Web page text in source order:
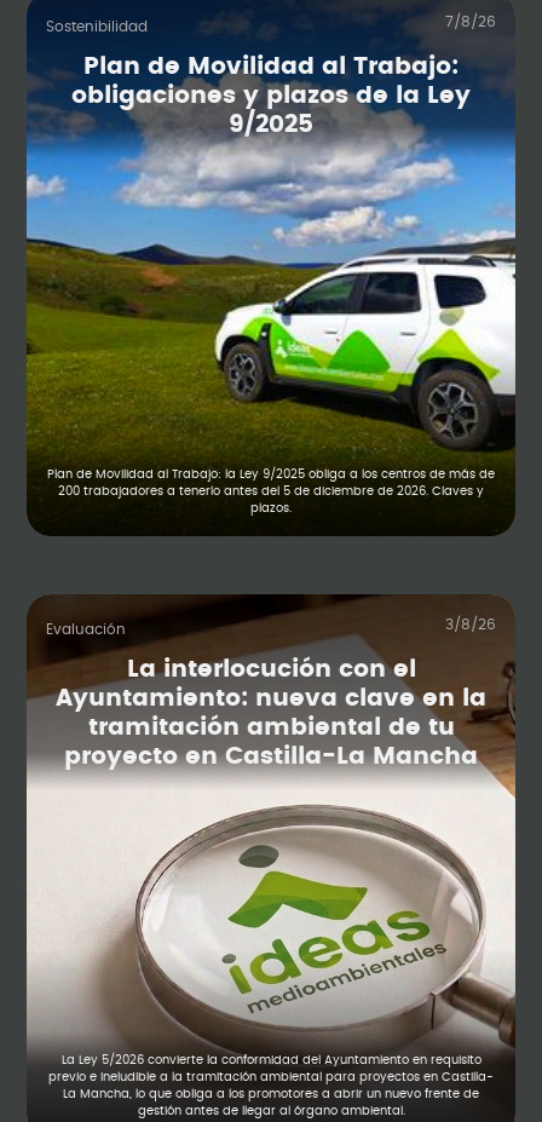
Sostenibilidad 7/8/26
Plan de Movilidad al Trabajo:
obligaciones y plazos de la Ley
9/2025
Plan de Movilidad al Trabajo: la Ley 9/2025 obliga a los centros de más de
200 trabajadores a tenerlo antes del 5 de diciembre de 2026. Claves y
plazos.
Evaluación 3/8/26
La interlocución con el
Ayuntamiento: nueva clave en la
tramitación ambiental de tu
proyecto en Castilla-La Mancha
La Ley 5/2026 convierte la conformidad del Ayuntamiento en requisito
previo e ineludible a la tramitación ambiental para proyectos en Castilla-
La Mancha, lo que obliga a los promotores a abrir un nuevo frente de
gestión antes de llegar al órgano ambiental.